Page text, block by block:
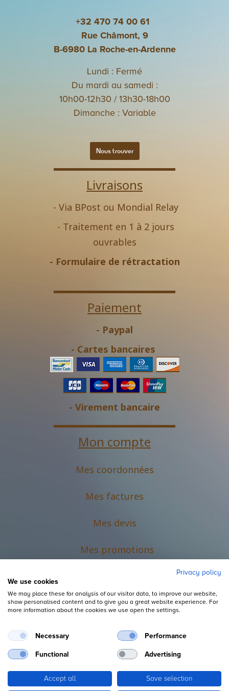
+32 470 74 00 61
Rue Châmont, 9
B-6980 La Roche-en-Ardenne
Lundi : Fermé
Du mardi au samedi :
10h00-12h30 / 13h30-18h00
Dimanche : Variable
Nous trouver
Livraisons
- Via BPost ou Mondial Relay
- Traitement en 1 à 2 jours
ouvrables
- Formulaire de rétractation
Paiement
- Paypal
- Cartes bancaires
- Virement bancaire
Mon compte
Mes coordonnées
Mes factures
Mes devis
Mes promotions
Mentions légales
Privacy policy
We use cookies
We may place these for analysis of our visitor data, to improve our website,
show personalised content and to give you a great website experience. For
more information about the cookies we use open the settings.
Necessary Performance
Functional Advertising
Accept all Save selection